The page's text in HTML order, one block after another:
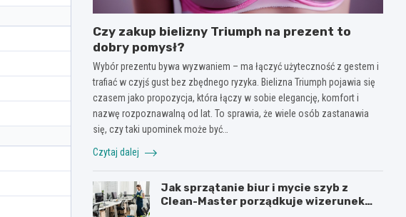
Czy zakup bielizny Triumph na prezent to
dobry pomysł?
Wybór prezentu bywa wyzwaniem – ma łączyć użyteczność z gestem i
trafiać w czyjś gust bez zbędnego ryzyka. Bielizna Triumph pojawia się
czasem jako propozycja, która łączy w sobie elegancję, komfort i
nazwę rozpoznawalną od lat. To sprawia, że wiele osób zastanawia
się, czy taki upominek może być…
Czytaj dalej
Jak sprzątanie biur i mycie szyb z
Clean-Master porządkuje wizerunek